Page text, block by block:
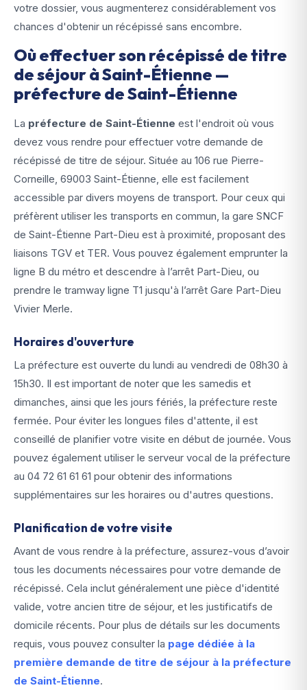
votre dossier, vous augmenterez considérablement vos
chances d'obtenir un récépissé sans encombre.
Où effectuer son récépissé de titre
de séjour à Saint-Étienne —
préfecture de Saint-Étienne
La préfecture de Saint-Étienne est l'endroit où vous
devez vous rendre pour effectuer votre demande de
récépissé de titre de séjour. Située au 106 rue Pierre-
Corneille, 69003 Saint-Étienne, elle est facilement
accessible par divers moyens de transport. Pour ceux qui
préfèrent utiliser les transports en commun, la gare SNCF
de Saint-Étienne Part-Dieu est à proximité, proposant des
liaisons TGV et TER. Vous pouvez également emprunter la
ligne B du métro et descendre à l’arrêt Part-Dieu, ou
prendre le tramway ligne T1 jusqu'à l’arrêt Gare Part-Dieu
Vivier Merle.
Horaires d'ouverture
La préfecture est ouverte du lundi au vendredi de 08h30 à
15h30. Il est important de noter que les samedis et
dimanches, ainsi que les jours fériés, la préfecture reste
fermée. Pour éviter les longues files d'attente, il est
conseillé de planifier votre visite en début de journée. Vous
pouvez également utiliser le serveur vocal de la préfecture
au 04 72 61 61 61 pour obtenir des informations
supplémentaires sur les horaires ou d'autres questions.
Planification de votre visite
Avant de vous rendre à la préfecture, assurez-vous d’avoir
tous les documents nécessaires pour votre demande de
récépissé. Cela inclut généralement une pièce d'identité
valide, votre ancien titre de séjour, et les justificatifs de
domicile récents. Pour plus de détails sur les documents
requis, vous pouvez consulter la page dédiée à la
première demande de titre de séjour à la préfecture
de Saint-Étienne.